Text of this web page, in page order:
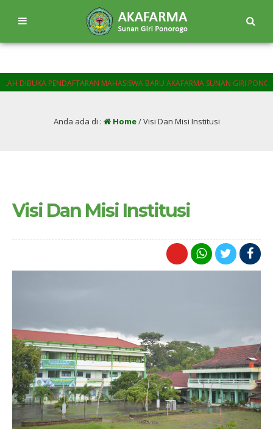
PENDAFTARAN MAHASISWA BARU AKAFARMA SUNAN GIRI
Anda ada di : Home/Visi Dan Misi Institusi
Visi Dan Misi Institusi